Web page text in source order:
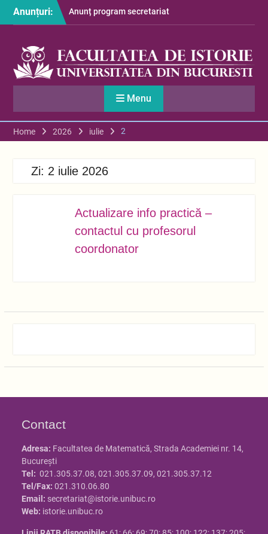
Anunțuri:
Anunț program secretariat
– luna august
2026
S-au afișat informațiile
despre cazarea studenților
în anul universitar 2026-
Menu
Home 2026 iulie 2
Zi: 2 iulie 2026
Actualizare info practică –
contactul cu profesorul
coordonator
Contact
Adresa: Facultatea de Matematică, Strada Academiei nr. 14,
Bucureşti
Tel: 021.305.37.08, 021.305.37.09, 021.305.37.12
Tel/Fax: 021.310.06.80
Email: secretariat@istorie.unibuc.ro
Web: istorie.unibuc.ro